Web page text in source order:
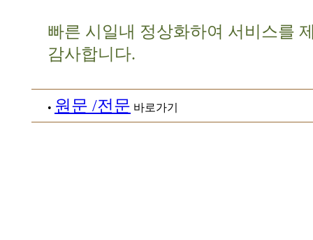
빠른 시일내 정상화하여 서비스를
감사합니다.
• 원문 /전문 바로가기